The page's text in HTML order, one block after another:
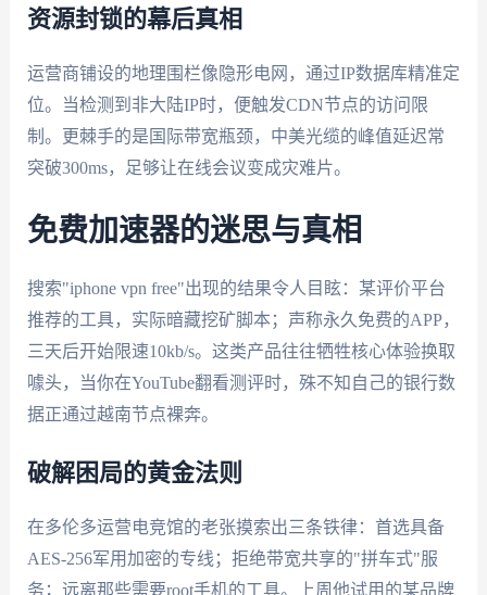
资源封锁的幕后真相
运营商铺设的地理围栏像隐形电网，通过IP数据库精准定
位。当检测到非大陆IP时，便触发CDN节点的访问限
制。更棘手的是国际带宽瓶颈，中美光缆的峰值延迟常
突破300ms，足够让在线会议变成灾难片。
免费加速器的迷思与真相
搜索"iphone vpn free"出现的结果令人目眩：某评价平台
推荐的工具，实际暗藏挖矿脚本；声称永久免费的APP，
三天后开始限速10kb/s。这类产品往往牺牲核心体验换取
噱头，当你在YouTube翻看测评时，殊不知自己的银行数
据正通过越南节点裸奔。
破解困局的黄金法则
在多伦多运营电竞馆的老张摸索出三条铁律：首选具备
AES-256军用加密的专线；拒绝带宽共享的"拼车式"服
务；远离那些需要root手机的工具。上周他试用的某品牌